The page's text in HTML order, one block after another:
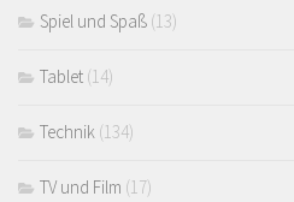
Spiel und Spaß (13)
Tablet (14)
Technik (134)
TV und Film (17)